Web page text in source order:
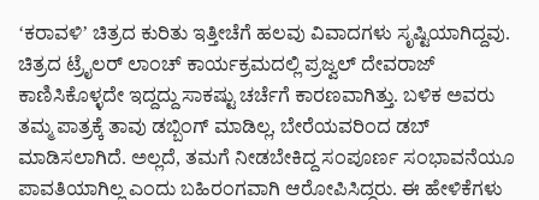
‘ಕರಾವಳಿ’ ಚಿತ್ರದ ಕುರಿತು ಇತ್ತೀಚೆಗೆ ಹಲವು ವಿವಾದಗಳು ಸೃಷ್ಟಿಯಾಗಿದ್ದವು.
ಚಿತ್ರದ ಟ್ರೈಲರ್ ಲಾಂಚ್ ಕಾರ್ಯಕ್ರಮದಲ್ಲಿ ಪ್ರಜ್ವಲ್ ದೇವರಾಜ್
ಕಾಣಿಸಿಕೊಳ್ಳದೇ ಇದ್ದದ್ದು ಸಾಕಷ್ಟು ಚರ್ಚೆಗೆ ಕಾರಣವಾಗಿತ್ತು. ಬಳಿಕ ಅವರು
ತಮ್ಮ ಪಾತ್ರಕ್ಕೆ ತಾವು ಡಬ್ಬಿಂಗ್ ಮಾಡಿಲ್ಲ, ಬೇರೆಯವರಿಂದ ಡಬ್
ಮಾಡಿಸಲಾಗಿದೆ. ಅಲ್ಲದೆ, ತಮಗೆ ನೀಡಬೇಕಿದ್ದ ಸಂಪೂರ್ಣ ಸಂಭಾವನೆಯೂ
ಪಾವತಿಯಾಗಿಲ್ಲ ಎಂದು ಬಹಿರಂಗವಾಗಿ ಆರೋಪಿಸಿದ್ದರು. ಈ ಹೇಳಿಕೆಗಳು